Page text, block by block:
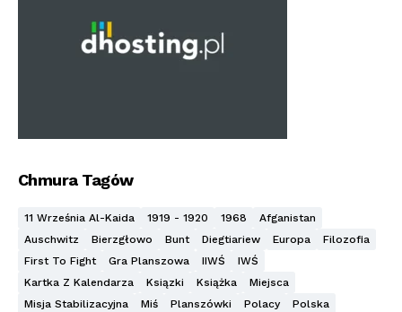
Chmura Tagów
11 Września Al-Kaida 1919 - 1920 1968
Afganistan
Auschwitz
Bierzgłowo Bunt Diegtiariew Europa
Filozofia
First To Fight
Gra Planszowa IIWŚ
IWŚ
Kartka Z Kalendarza
Ksiązki Książka
Miejsca
Misja Stabilizacyjna
Miś Planszówki Polacy
Polska